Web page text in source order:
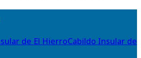
Cabildo Insular de